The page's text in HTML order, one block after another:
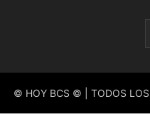
© HOY BCS © | TODOS LOS